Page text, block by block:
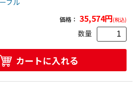
アジャスター：PP／コンセント：合成樹脂●定
100V／屋内用●均等荷重：天板40kg●要プラスド
価格： 35,574円(税込)
数量
カートに入れる